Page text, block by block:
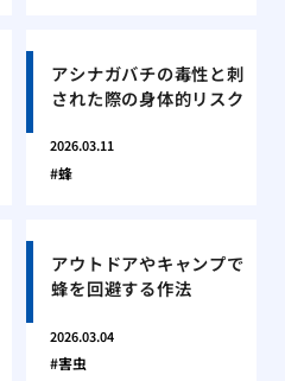
アシナガバチの毒性と刺
された際の身体的リスク
2026.03.11
蜂
アウトドアやキャンプで
蜂を回避する作法
2026.03.04
害虫